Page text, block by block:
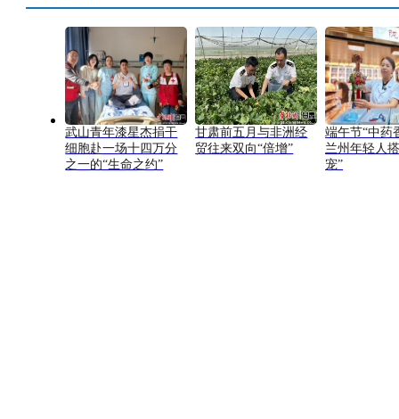
武山青年漆星杰捐干
细胞赴一场十四万分
之一的“生命之约”
甘肃前五月与非洲经
贸往来双向“倍增”
端午节“中药
兰州年轻人
宠”